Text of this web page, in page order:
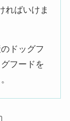
ればいけま
ドッグフ
フードを